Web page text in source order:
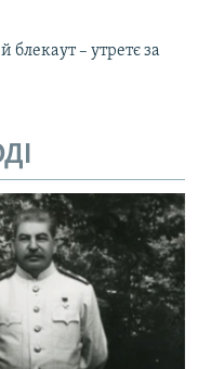
блекаут – утретє за